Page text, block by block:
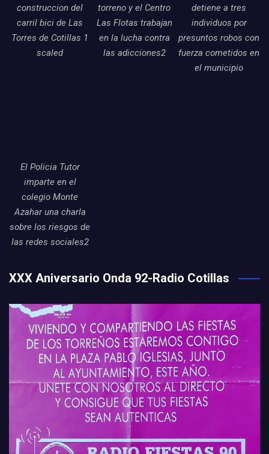
construccion del
carril bici de Las
Torres de Cotillas 1
scaled
torreno y el Centro
Las Flotas trabajan
en la lucha contra
las adicciones2
detiene a tres
individuos por
presuntos robos con
fuerza cometidos en
el municipio
El Policia Tutor
imparte en el
colegio Monte
Azahar una charla
sobre los riesgos de
las redes sociales2
XXX Aniversario Onda 92-Radio Cotillas